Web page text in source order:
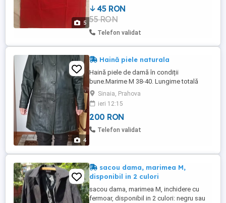
5
apare. Bluzele sunt noi și nu se vând în
magazine. Sunt imprimate în Irlanda, în
numar limitat. Bluza ...
45 RON
55 RON
Telefon validat
4
Haină piele naturala
Haină piele de damă în condiții
bune.Marime M 38-40. Lungime totală
-85cm. Bust-110cm. Lungime braț -59cm.
Pot trimite și în țară,cu plata in cont,a unui
avans,care se scade din prețul produsului.
Sinaia, Prahova
ieri 12:15
200 RON
Telefon validat
sacou dama, marimea M,
disponibil in 2 culori
sacou dama, marimea M, inchidere cu
fermoar, disponibil in 2 culori: negru sau